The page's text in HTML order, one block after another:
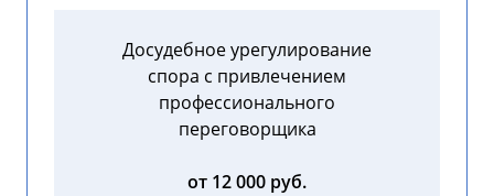
Досудебное урегулирование
спора с привлечением
профессионального
переговорщика
от 12 000 руб.